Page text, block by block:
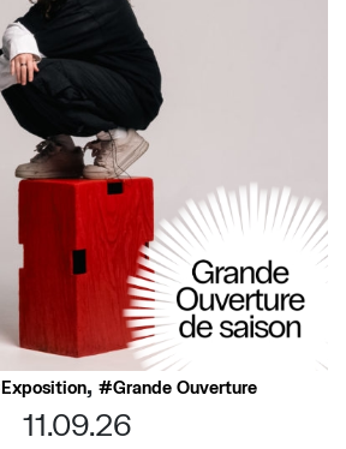
Exposition, Grande Ouverture
11.09.26